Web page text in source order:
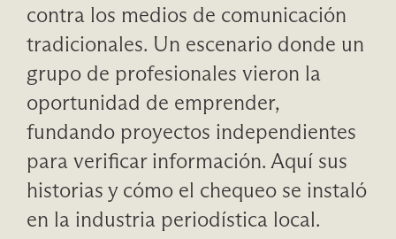
contra los medios de comunicación
tradicionales. Un escenario donde un
grupo de profesionales vieron la
oportunidad de emprender,
fundando proyectos independientes
para verificar información. Aquí sus
historias y cómo el chequeo se instaló
en la industria periodística local.